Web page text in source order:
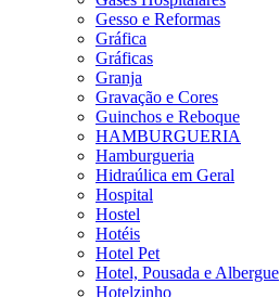
Gesso e Reformas
Gráfica
Gráficas
Granja
Gravação e Cores
Guinchos e Reboque
HAMBURGUERIA
Hamburgueria
Hidraúlica em Geral
Hospital
Hostel
Hotéis
Hotel Pet
Hotel, Pousada e Albergue
Hotelzinho